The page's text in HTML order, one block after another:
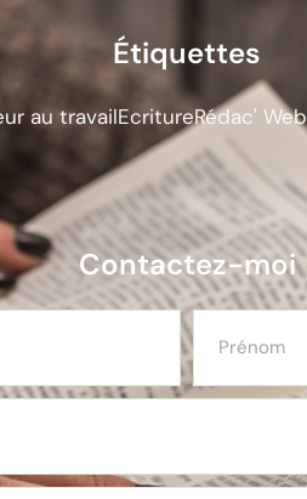
Étiquettes
au travailEcritureRédac' Web
Contactez-moi